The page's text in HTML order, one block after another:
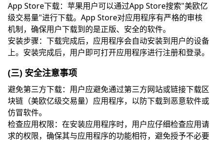
App Store下载：苹果用户可以通过App Store搜索"美欧亿
级交易量"进行下载。App Store对应用程序有严格的审核
机制，确保用户下载到的是正版、安全的软件。
安装步骤：下载完成后，应用程序会自动安装到用户的设备
上。安装完成后，用户即可打开应用程序进行注册和登录。
(三) 安全注意事项
避免第三方下载：用户应避免通过第三方网站或链接下载区
块链（美欧亿级交易量）应用程序，以防下载到恶意软件或
仿冒软件。
检查应用权限：在安装应用程序时，用户应仔细检查应用请
求的权限，确保其与应用程序的功能相符，避免授予不必要